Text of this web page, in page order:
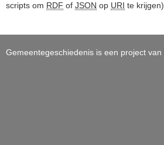
scripts om RDF of JSON op URI te krijgen)
Gemeentegeschiedenis is een project van